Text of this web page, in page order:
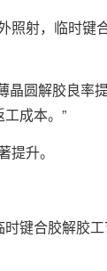
射，临时键
圆解胶良率
成本。”
升。
合胶解胶工